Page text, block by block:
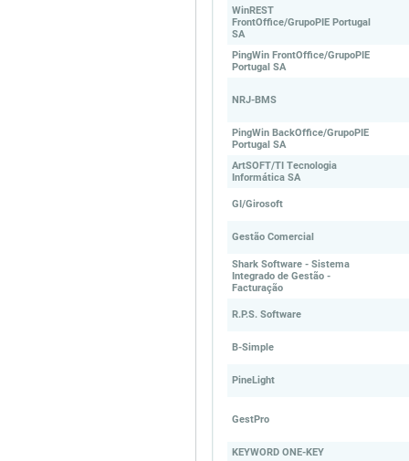
WinREST
FrontOffice/GrupoPIE Portugal
SA
PingWin FrontOffice/GrupoPIE
Portugal SA
NRJ-BMS
PingWin BackOffice/GrupoPIE
Portugal SA
ArtSOFT/TI Tecnologia
Informática SA
GI/Girosoft
Gestão Comercial
Shark Software - Sistema
Integrado de Gestão -
Facturação
R.P.S. Software
B-Simple
PineLight
GestPro
KEYWORD ONE-KEY